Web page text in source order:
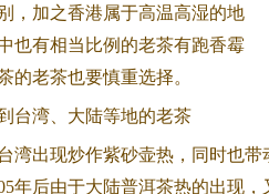
，加之香港属于高温高湿的地
也有相当比例的老茶有跑香霉
的老茶也要慎重选择。
台湾、大陆等地的老茶
湾出现炒作紫砂壶热，同时也带
年后由于大陆普洱茶热的出现，